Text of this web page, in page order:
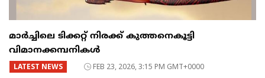
മാർച്ചിലെ ടിക്കറ്റ് നിരക്ക് കുത്തനെകൂട്ടി
വിമാനക്കമ്പനികൾ
LATEST NEWS FEB 23, 2026, 3:15 PM GMT+0000